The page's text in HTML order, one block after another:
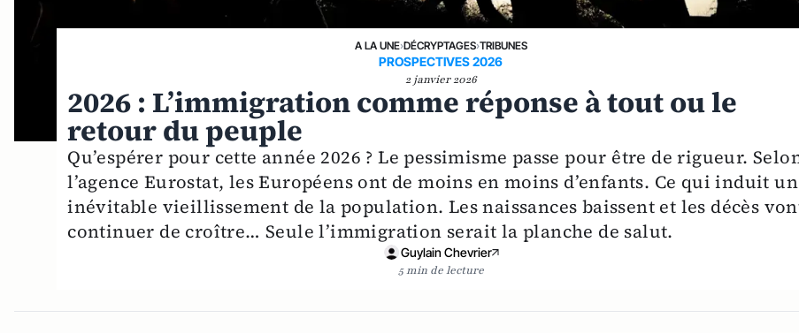
A LA UNE›DÉCRYPTAGES›TRIBUNES
PROSPECTIVES 2026
2 janvier 2026
2026 : L’immigration comme réponse à tout ou le
retour du peuple
Qu’espérer pour cette année 2026 ? Le pessimisme passe pour être de rigueur.
l’agence Eurostat, les Européens ont de moins en moins d’enfants. Ce qui induit un
inévitable vieillissement de la population. Les naissances baissent et les décès
continuer de croître… Seule l’immigration serait la planche de salut.
Guylain Chevrier
5 min de lecture